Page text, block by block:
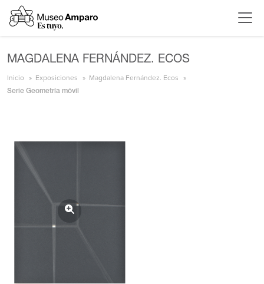
MAGDALENA FERNÁNDEZ. ECOS
Inicio Exposiciones Magdalena Fernández. Ecos
Serie Geometría móvil